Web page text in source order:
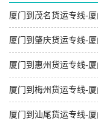
厦门到茂名货运专线-
厦门到肇庆货运专线-
厦门到惠州货运专线-
厦门到梅州货运专线-
厦门到汕尾货运专线-